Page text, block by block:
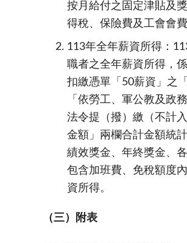
按月給付之固定津貼及
得稅、保險費及工會會費
113年全年薪資所得：
職者之全年薪資所得，
扣繳憑單「50薪資」之
「 依勞工、軍公教及政
法令提 （撥）繳（不計
金額」兩欄合計金額統
績效獎金、年終獎金、
包含加班費、免稅額度
資所得。
（三）附表